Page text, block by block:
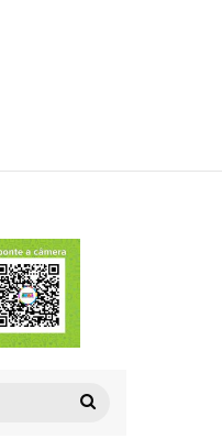
Procurar